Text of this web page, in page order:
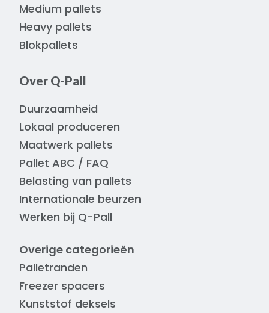
Medium pallets
Heavy pallets
Blokpallets
Over Q-Pall
Duurzaamheid
Lokaal produceren
Maatwerk pallets
Pallet ABC / FAQ
Belasting van pallets
Internationale beurzen
Werken bij Q-Pall
Overige categorieën
Palletranden
Freezer spacers
Kunststof deksels